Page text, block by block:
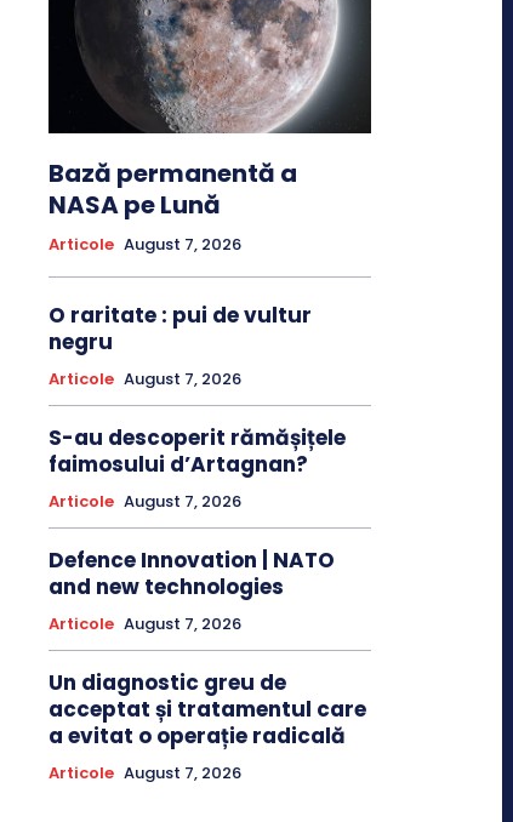
Bază permanentă a
NASA pe Lună
Articole August 7, 2026
O raritate : pui de vultur
negru
Articole August 7, 2026
S-au descoperit rămășițele
faimosului d’Artagnan?
Articole August 7, 2026
Defence Innovation | NATO
and new technologies
Articole August 7, 2026
Un diagnostic greu de
acceptat și tratamentul care
a evitat o operație radicală
Articole August 7, 2026